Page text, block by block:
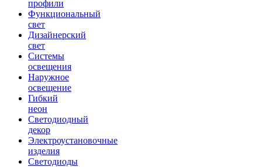
профили
Функциональный
свет
Дизайнерский
свет
Системы
освещения
Наружное
освещение
Гибкий
неон
Светодиодный
декор
Электроустановочные
изделия
Светодиоды